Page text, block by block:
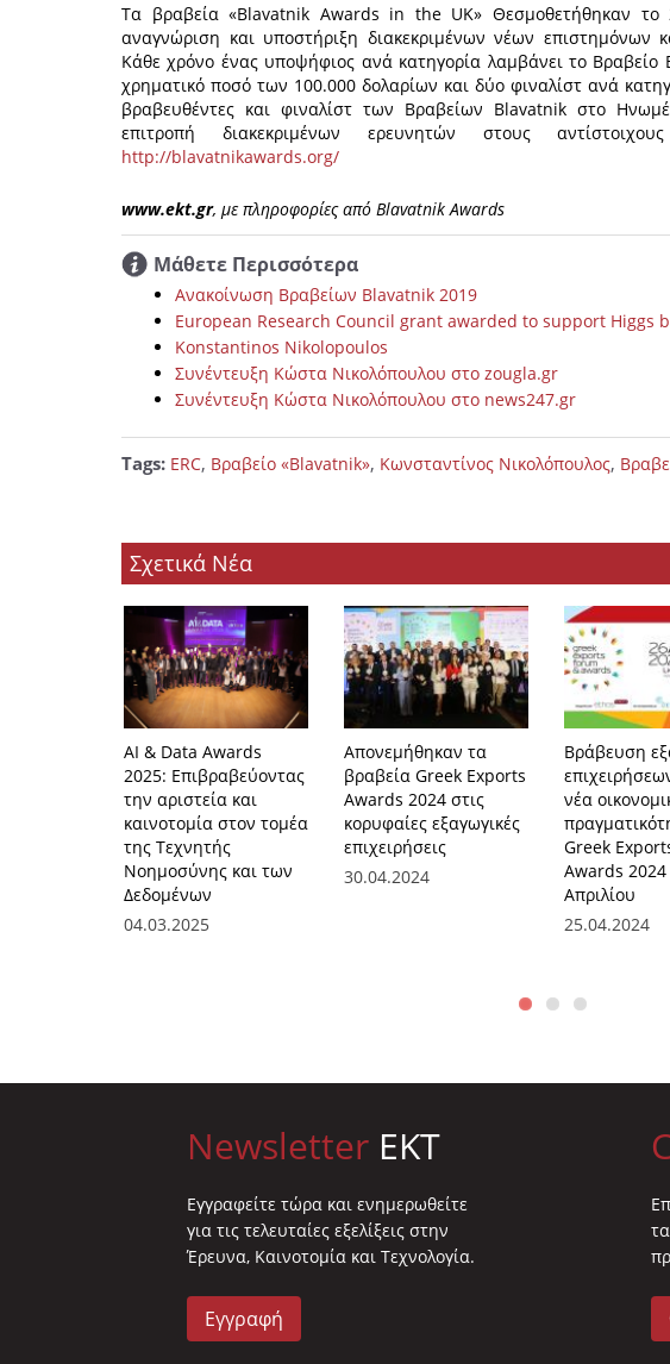
Τα βραβεία «Blavatnik Awards in the UK» Θεσμοθετήθηκαν
αναγνώριση και υποστήριξη διακεκριμένων νέων επιστημόνων
Κάθε χρόνο ένας υποψήφιος ανά κατηγορία λαμβάνει το
χρηματικό ποσό των 100.000 δολαρίων και δύο φιναλίστ ανά
βραβευθέντες και φιναλίστ των Βραβείων Blavatnik στο
επιτροπή διακεκριμένων ερευνητών στους
http://blavatnikawards.org/
www.ekt.gr, με πληροφορίες από Blavatnik Αwards
Μάθετε Περισσότερα
Ανακοίνωση Βραβείων Blavatnik 2019
European Research Council grant awarded to support Higgs
Konstantinos Nikolopoulos
Συνέντευξη Κώστα Νικολόπουλου στο zougla.gr
Συνέντευξη Κώστα Νικολόπουλου στο news247.gr
Tags: ERC, Βραβείο «Blavatnik», Κωνσταντίνος Νικολόπουλος,
Σχετικά Νέα
ΑI & Data Awards
2025: Επιβραβεύοντας
την αριστεία και
καινοτομία στον τομέα
της Τεχνητής
Νοημοσύνης και των
Δεδομένων
04.03.2025
Απονεμήθηκαν τα
βραβεία Greek Exports
Awards 2024 στις
κορυφαίες εξαγωγικές
επιχειρήσεις
30.04.2024
Βράβευση
νέα
Greek
Awards 2024
Απριλίου
25.04.2024
Newsletter EKT
Eγγραφείτε τώρα και ενημερωθείτε
για τις τελευταίες εξελίξεις στην
Έρευνα, Καινοτομία και Τεχνολογία.
Εγγραφή